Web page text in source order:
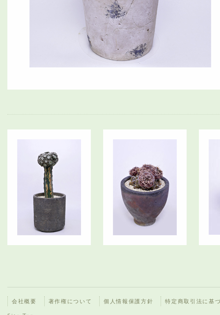
会社概要 著作権について 個人情報保護方針 特定商取引法に基